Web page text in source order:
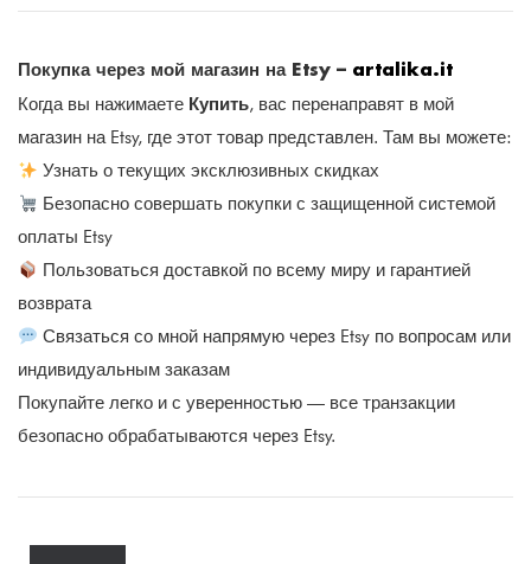
Покупка через мой магазин на Etsy – artalika.it
Когда вы нажимаете Купить, вас перенаправят в мой
магазин на Etsy, где этот товар представлен. Там вы можете:
Узнать о текущих эксклюзивных скидках
Безопасно совершать покупки с защищенной системой
оплаты Etsy
Пользоваться доставкой по всему миру и гарантией
возврата
Связаться со мной напрямую через Etsy по вопросам или
индивидуальным заказам
Покупайте легко и с уверенностью — все транзакции
безопасно обрабатываются через Etsy.